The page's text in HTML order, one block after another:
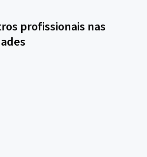
profissionais nas